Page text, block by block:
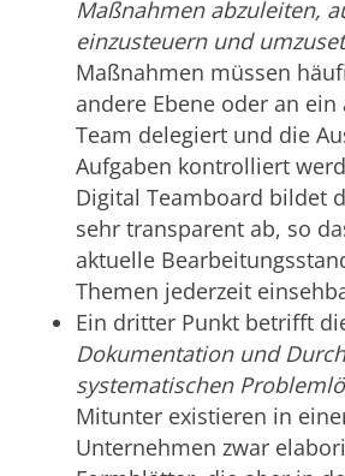
Maßnahmen abzuleiten,
einzusteuern und
Maßnahmen müssen
andere Ebene oder an ein
Team delegiert und die
Aufgaben kontrolliert
Digital Teamboard bildet
sehr transparent ab, so
aktuelle
Themen jederzeit
Ein dritter Punkt betrifft
Dokumentation und
systematischen
Mitunter existieren in
Unternehmen zwar